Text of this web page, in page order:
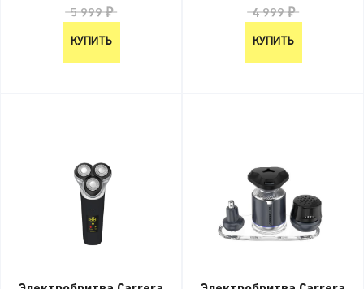
5 999 ₽
КУПИТЬ
4 999 ₽
КУПИТЬ